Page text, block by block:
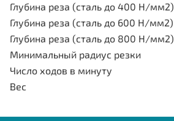
Глубина реза (сталь до 400 Н/мм2)
Глубина реза (сталь до 600 Н/мм2)
Глубина реза (сталь до 800 Н/мм2)
Минимальный радиус резки
Число ходов в минуту
Вес